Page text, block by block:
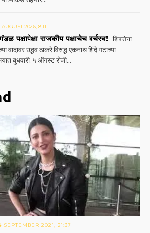
2026, 8:11
पक्षापेक्षा राजकीय पक्षाचेच वर्चस्व! शिवसेना
वादावर उद्धव ठाकरे विरुद्ध एकनाथ शिंदे गटाच्या
बुधवारी, ५ ऑगस्ट रोजी...
SEPTEMBER 2021, 21:37